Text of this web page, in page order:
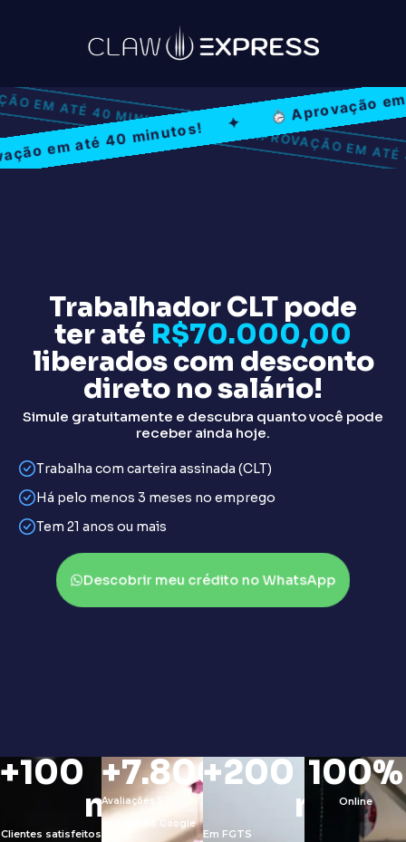
EM ATÉ 40 MINUTOS
APROVAÇÃO
até 40 minutos! ✦ Aprovação em
Trabalhador CLT pode
ter até R$70.000,00
liberados com desconto
direto no salário!
Simule gratuitamente e descubra quanto você pode
receber ainda hoje.
Trabalha com carteira assinada (CLT)
Há pelo menos 3 meses no emprego
Tem 21 anos ou mais
Descobrir meu crédito no WhatsApp
Clientes satisfeitos
+100
mil
Avaliações 5
estrelas no Google
+7.800
Em FGTS
+200
Online
100%